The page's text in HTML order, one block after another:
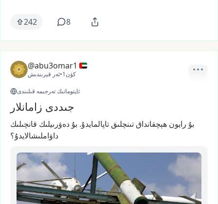
242 8
@abu3omar1
ئەر قېرىندىش• 1كۈن
ئاپتوماتىك تەرجىمە قىلىندى
جىددى زامانلار
بۇ رايون ھېچقانداقتىنچلىق تاپالمايدۇ. بۇ دەۋرىيلىك قانچىلىك
داۋاملىشالايدۇ؟